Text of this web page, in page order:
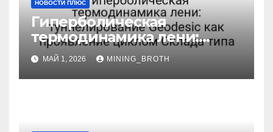
НОВОСТИ ПЛЮС
Гиперболическая
термодинамика лени:
туннелирование Geodesic
как проявление циклом
Склада типа
МАЙ 1, 2026 MINING_BROTH